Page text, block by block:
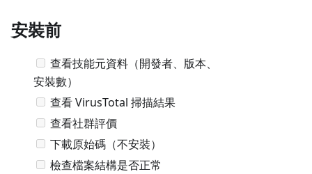
安裝前
查看技能元資料（開發者、版本、
安裝數）
查看 VirusTotal 掃描結果
查看社群評價
下載原始碼（不安裝）
檢查檔案結構是否正常